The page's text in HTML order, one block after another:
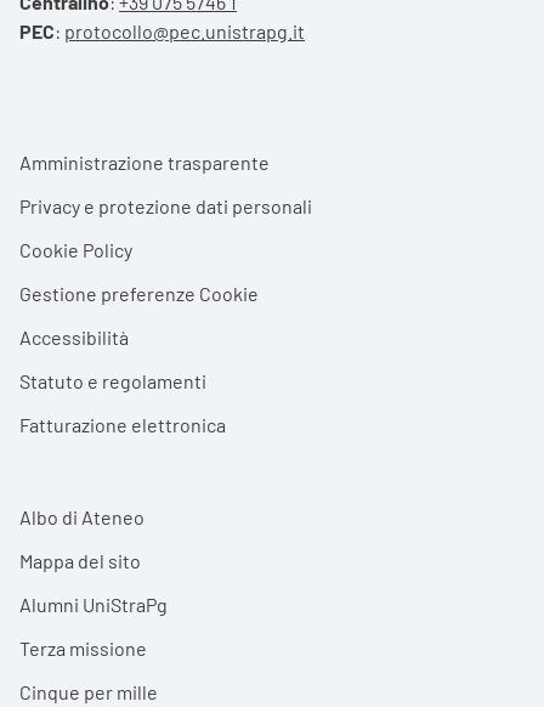
PEC: protocollo@pec.unistrapg.it
Footer menu
Amministrazione trasparente
Privacy e protezione dati personali
Cookie Policy
Gestione preferenze Cookie
Accessibilità
Statuto e regolamenti
Fatturazione elettronica
Albo di Ateneo
Mappa del sito
Alumni UniStraPg
Terza missione
Cinque per mille